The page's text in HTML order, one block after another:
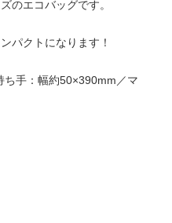
のエコバッグです。
パクトになります！
ち手：幅約50×390mm／マ